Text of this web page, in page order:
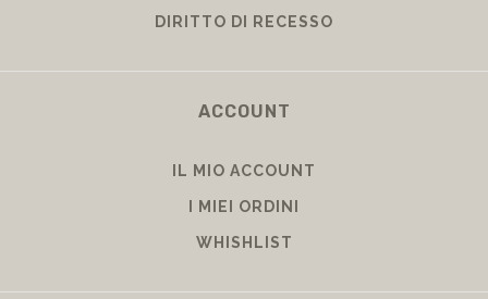
DIRITTO DI RECESSO
ACCOUNT
IL MIO ACCOUNT
I MIEI ORDINI
WHISHLIST